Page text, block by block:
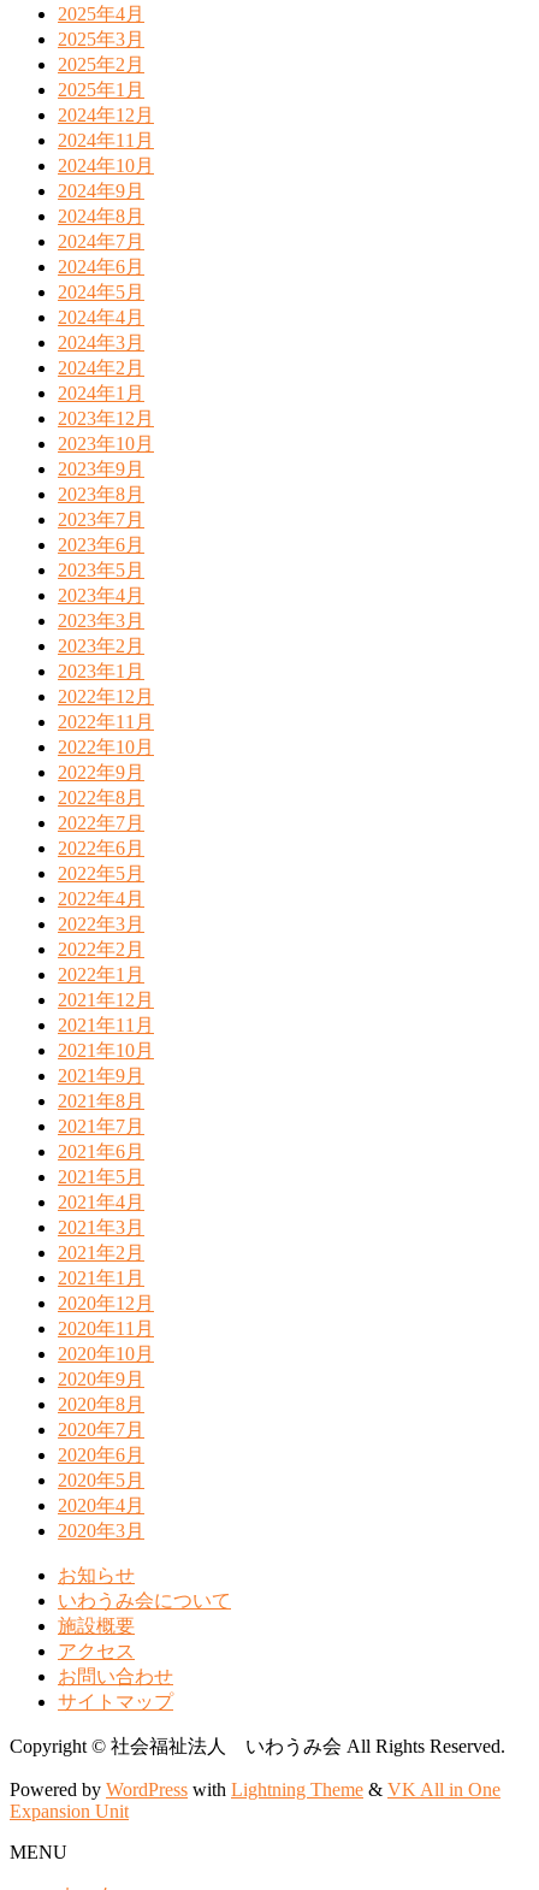
2025年4月
2025年3月
2025年2月
2025年1月
2024年12月
2024年11月
2024年10月
2024年9月
2024年8月
2024年7月
2024年6月
2024年5月
2024年4月
2024年3月
2024年2月
2024年1月
2023年12月
2023年10月
2023年9月
2023年8月
2023年7月
2023年6月
2023年5月
2023年4月
2023年3月
2023年2月
2023年1月
2022年12月
2022年11月
2022年10月
2022年9月
2022年8月
2022年7月
2022年6月
2022年5月
2022年4月
2022年3月
2022年2月
2022年1月
2021年12月
2021年11月
2021年10月
2021年9月
2021年8月
2021年7月
2021年6月
2021年5月
2021年4月
2021年3月
2021年2月
2021年1月
2020年12月
2020年11月
2020年10月
2020年9月
2020年8月
2020年7月
2020年6月
2020年5月
2020年4月
2020年3月
お知らせ
いわうみ会について
施設概要
アクセス
お問い合わせ
サイトマップ
Copyright © 社会福祉法人 いわうみ会 All Rights Reserved.
Powered by WordPress with Lightning Theme & VK All in One
Expansion Unit
MENU